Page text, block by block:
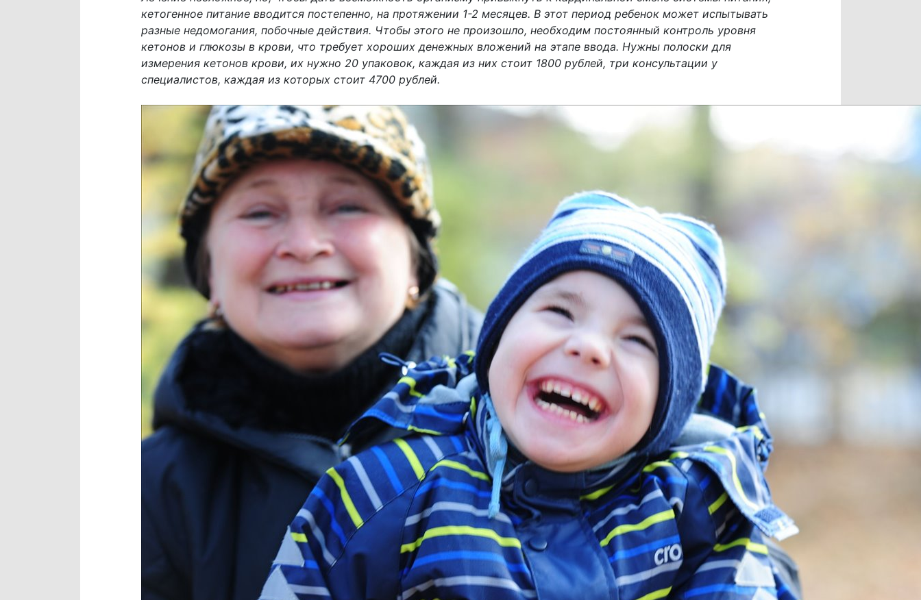
кетогенное питание вводится постепенно, на протяжении 1-2 месяцев. В этот период ребенок может испытывать
разные недомогания, побочные действия. Чтобы этого не произошло, необходим постоянный контроль уровня
кетонов и глюкозы в крови, что требует хороших денежных вложений на этапе ввода. Нужны полоски для
измерения кетонов крови, их нужно 20 упаковок, каждая из них стоит 1800 рублей, три консультации у
специалистов, каждая из которых стоит 4700 рублей.